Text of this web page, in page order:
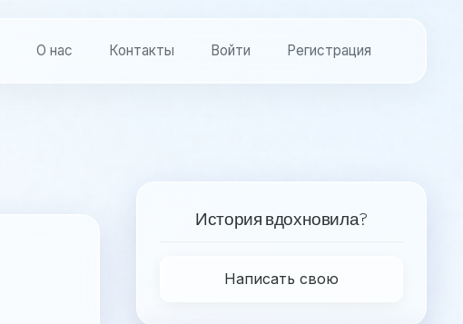
О нас Контакты Войти Регистрация
История вдохновила?
Написать свою